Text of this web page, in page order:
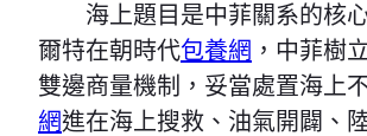
海上題目是中菲關系的核心
爾特在朝時代包養網 ，中菲樹
雙邊商量機制，妥當處置海上
網進在海上搜救、油氣開闢、